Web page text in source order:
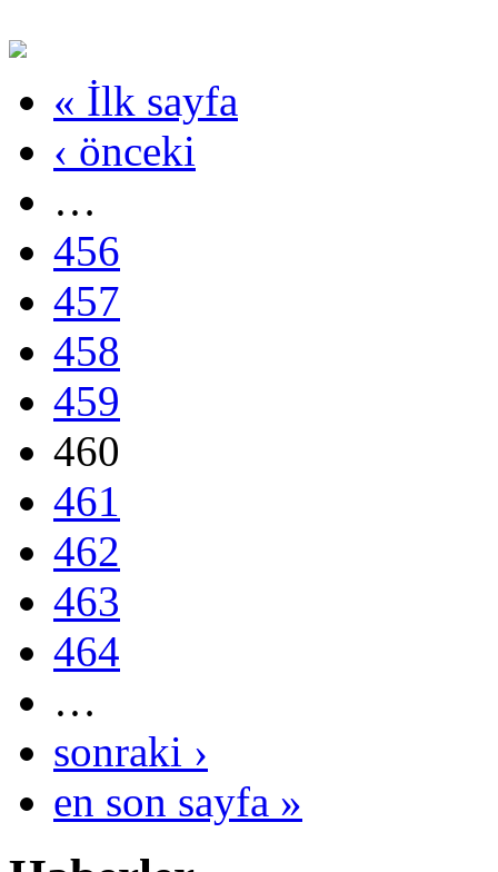
« İlk sayfa
‹ önceki
…
456
457
458
459
460
461
462
463
464
…
sonraki ›
en son sayfa »